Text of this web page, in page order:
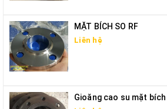
MẶT BÍCH SO RF
Liên hệ
Gioăng cao su mặt bích